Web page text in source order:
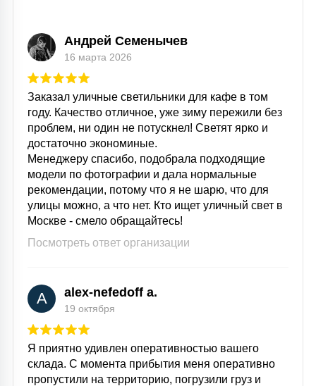
АКСЕССУАРЫ
Андрей Семенычев
16 марта 2026
Заказал уличные светильники для кафе в том
году. Качество отличное, уже зиму пережили без
проблем, ни один не потускнел! Светят ярко и
достаточно экономиные.
Менеджеру спасибо, подобрала подходящие
модели по фотографии и дала нормальные
рекомендации, потому что я не шарю, что для
улицы можно, а что нет. Кто ищет уличный свет в
Москве - смело обращайтесь!
Посмотреть ответ организации
A alex-nefedoff a.
19 октября
Я приятно удивлен оперативностью вашего
склада. С момента прибытия меня оперативно
пропустили на территорию, погрузили груз и